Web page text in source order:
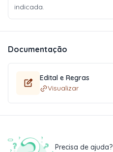
indicada.
Documentação
Edital e Regras
Visualizar
Precisa de ajuda?